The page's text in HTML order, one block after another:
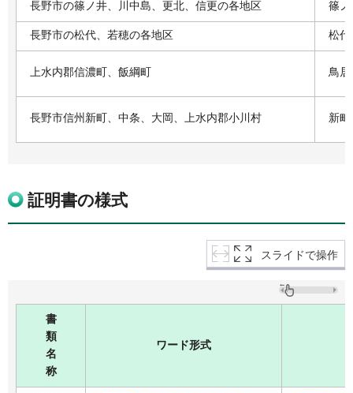
長野市の篠ノ井、川中島、更北、信更の各地区 篠ノ
長野市の松代、若穂の各地区 松代
上水内郡信濃町、飯綱町 鳥
長野市信州新町、中条、大岡、上水内郡小川村 新
証明書の様式
スライドで操作
書
類
名
称
ワード形式